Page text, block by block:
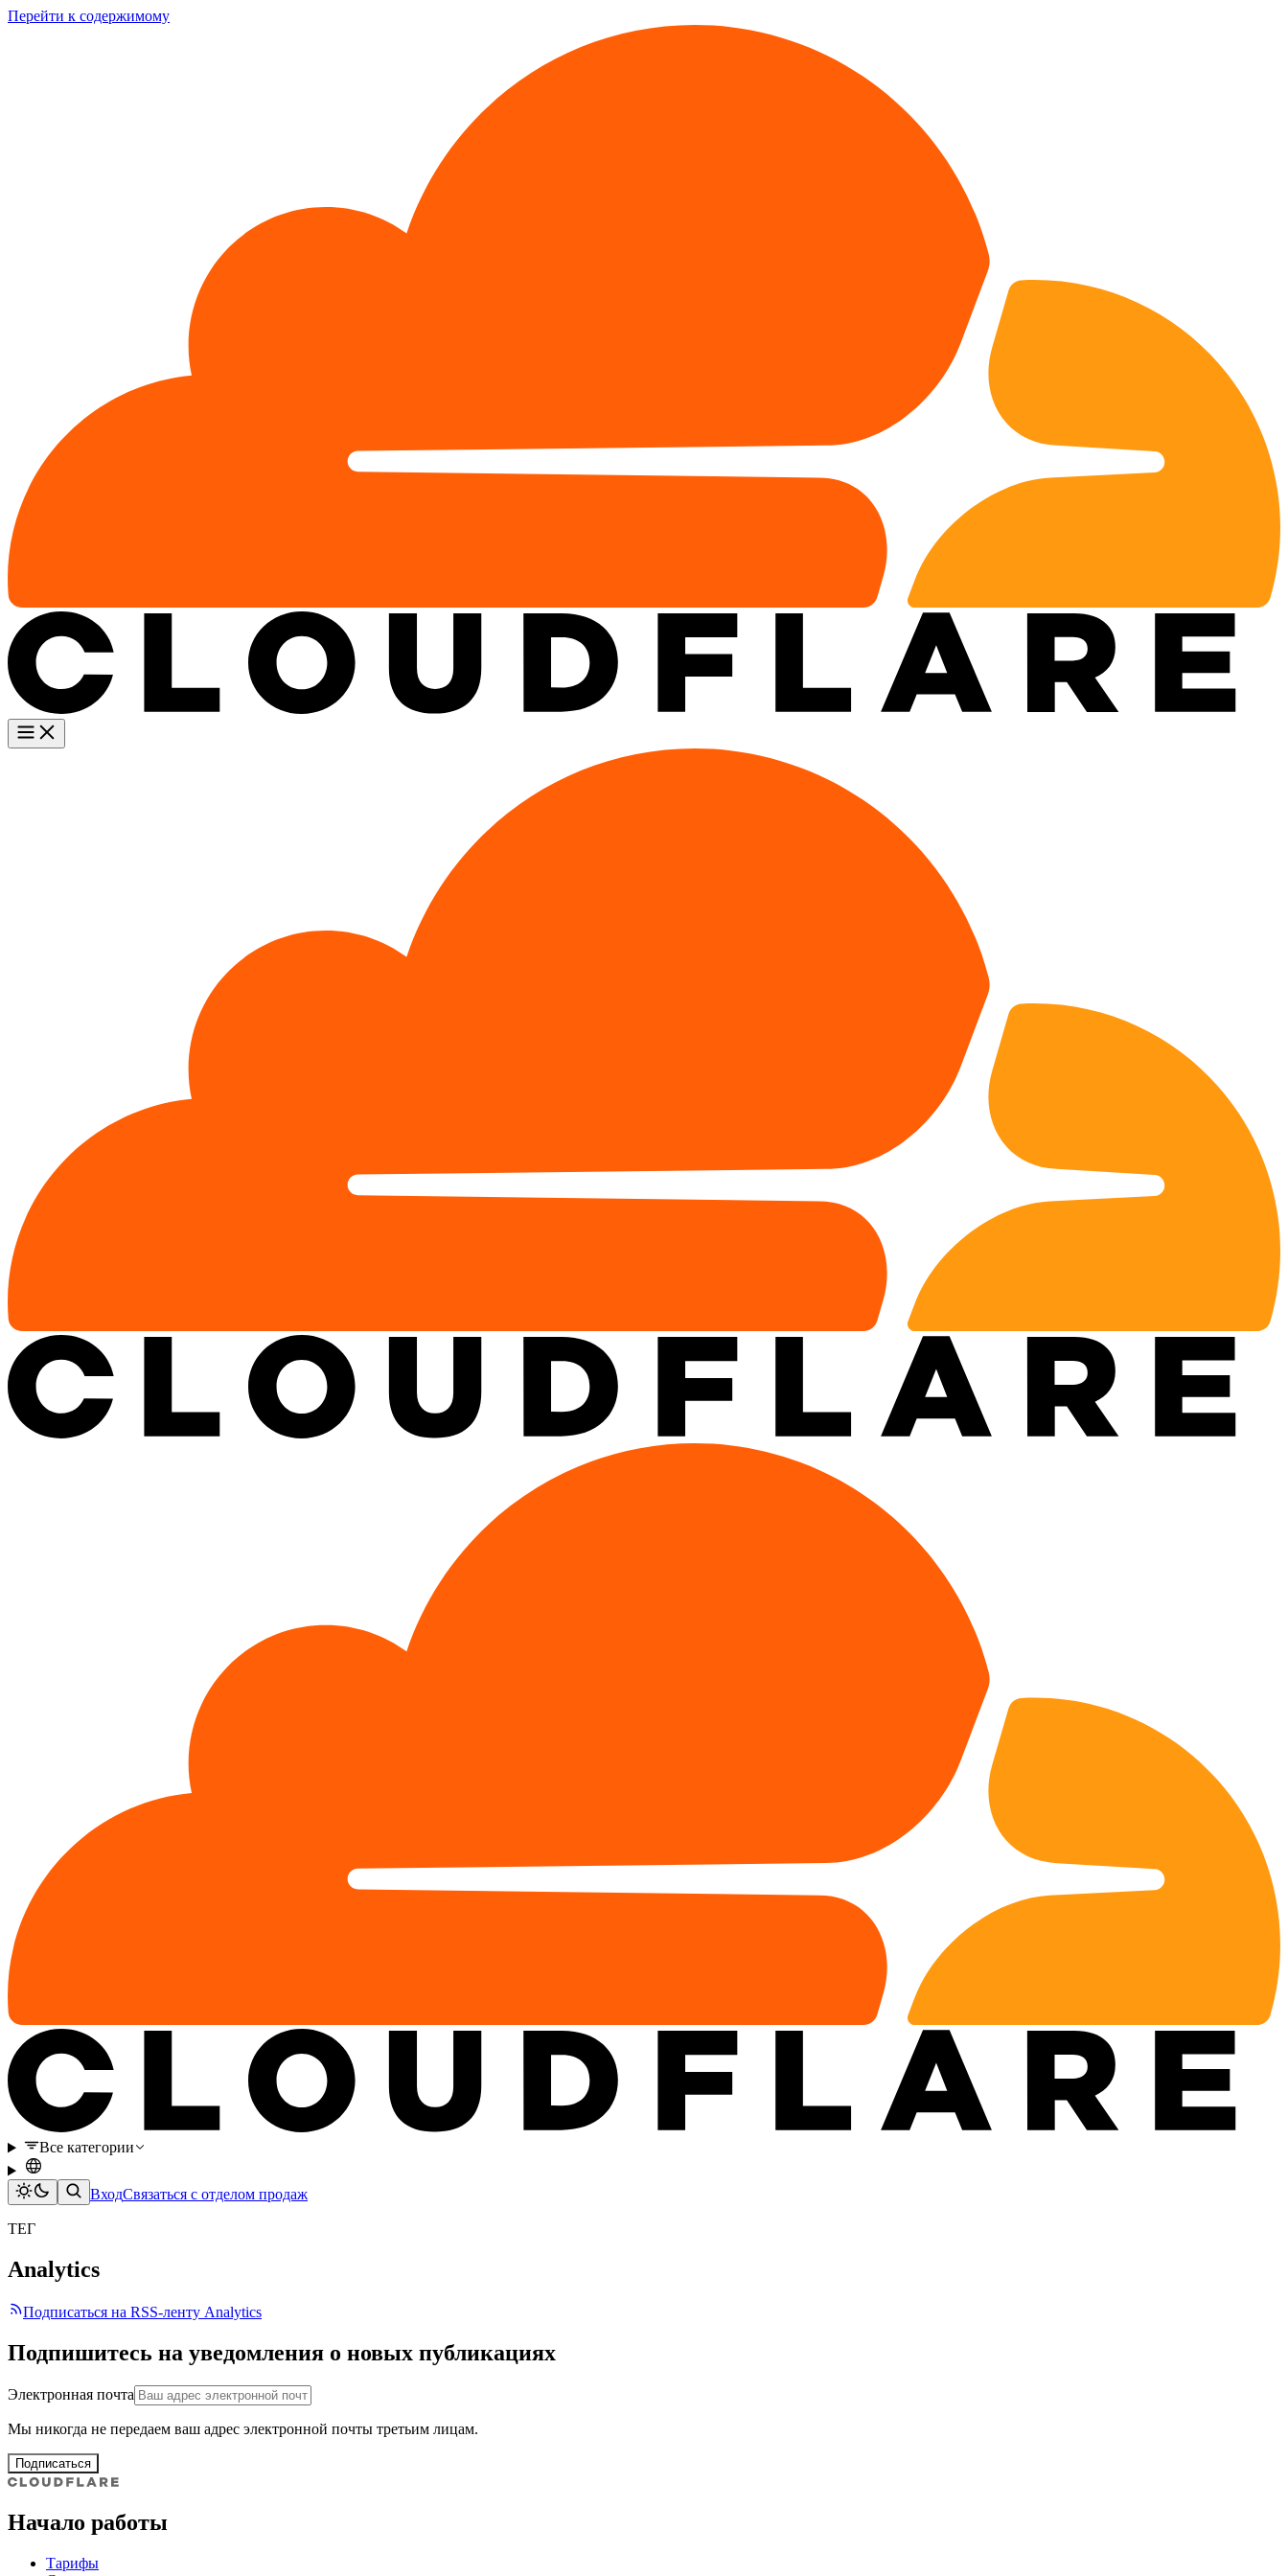
Перейти к содержимому
Все категории
ВходСвязаться с отделом продаж
ТЕГ
Analytics
Подписаться на RSS-ленту Analytics
Подпишитесь на уведомления о новых публикациях
Электронная почта
Мы никогда не передаем ваш адрес электронной почты третьим лицам.
Подписаться
Начало работы
Тарифы